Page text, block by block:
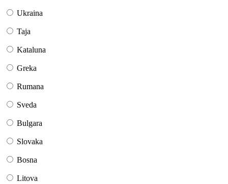
Ukraina
Taja
Kataluna
Greka
Rumana
Sveda
Bulgara
Slovaka
Bosna
Litova